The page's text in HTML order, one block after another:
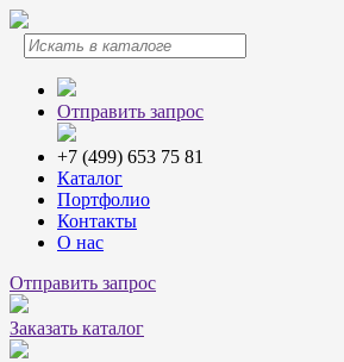
Отправить запрос
+7 (499) 653 75 81
Каталог
Портфолио
Контакты
О нас
Отправить запрос
Заказать каталог